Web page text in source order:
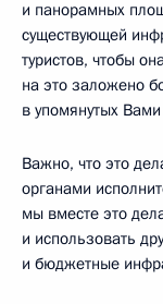
и панорамных
существующей
туристов, чтобы
на это заложено
в упомянутых
Важно, что это
органами
мы вместе это
и использовать
и бюджетные